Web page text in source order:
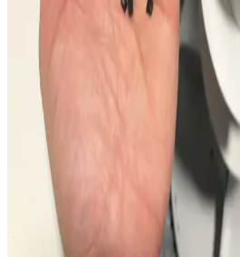
Whirlpool çamaşır makinelerinde agitator
süspansiyon çubuğu sorunları nedeniyle
uygun parçalarla yapılmalı, doğru
GE Çamaşır Makineleri
Sorunlar ve Alternatif Marka
GE çamaşır makinelerinde kısa sürede
garanti sonrası destek eksikliği
alternatifler olarak Miele ve Speed
Maytag MVW7230HW
Sıkışması ve Çözüm Yöntemleri